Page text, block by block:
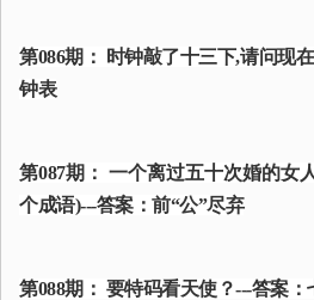
第086期： 时钟敲了十三下,请问现
钟表
第087期： 一个离过五十次婚的女
个成语)---答案：前“公”尽弃
第088期： 要特码看天使？---答案：